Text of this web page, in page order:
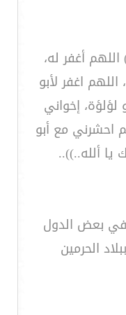
أغفر له،
اغفر لأبو
إخواني
احشرني مع أبو
يا ألله..))..
في بعض الدول
الحرمين